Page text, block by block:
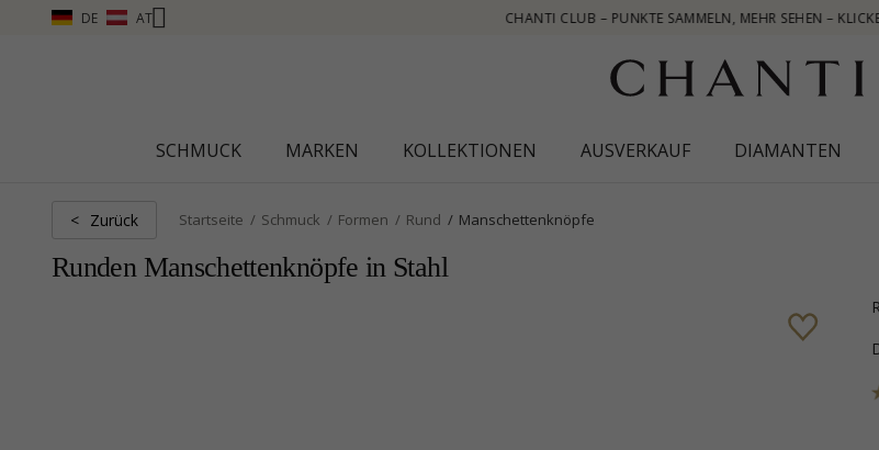
DE AT CHANTI CLUB – PUNKTE SAMMELN, MEHR SEHEN – KLICKEN SIE HIER
SCHMUCK MARKEN KOLLEKTIONEN AUSVERKAUF DIAMANTEN
< Zurück Startseite Schmuck Formen Rund Manschettenknöpfe
Runden Manschettenknöpfe in Stahl